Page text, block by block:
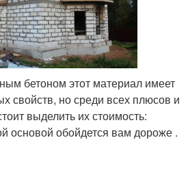
бетоном этот материал имеет
свойств, но среди всех плюсов и
выделить их стоимость:
основой обойдется вам дороже .